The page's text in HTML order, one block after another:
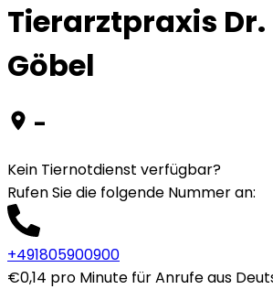
Tierarztpraxis Dr.
Göbel
-
Kein Tiernotdienst verfügbar?
Rufen Sie die folgende Nummer an:
+491805900900
€0,14 pro Minute für Anrufe aus